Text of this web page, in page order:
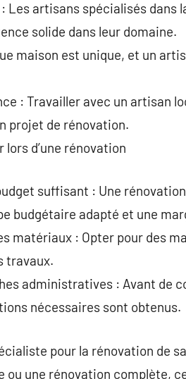
Les artisans spécialisés
solide dans leur domaine.
maison est unique, et un
: Travailler avec un artisan
projet de rénovation.
d’une rénovation
suffisant : Une
budgétaire adapté et une
matériaux : Opter pour des
travaux.
administratives : Avant de
nécessaires sont obtenus.
pour la rénovation de
ou une rénovation complète,